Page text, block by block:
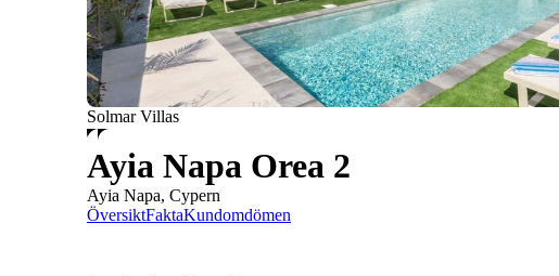
Solmar Villas
Ayia Napa Orea 2
Ayia Napa, Cypern
ÖversiktFaktaKundomdömen